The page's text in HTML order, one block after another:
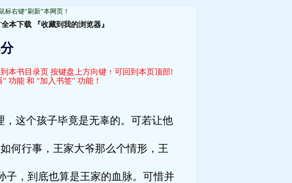
右键“刷新”本网页！
本下载 『收藏到我的浏览器』
本书目录页 按键盘上方向键 ↑ 可回到本页顶部!
功能 和 "加入书签" 功能！
这个孩子毕竟是无辜的。可若让他
何行事，王家大爷那么个情形，王
子，到底也算是王家的血脉。可惜并